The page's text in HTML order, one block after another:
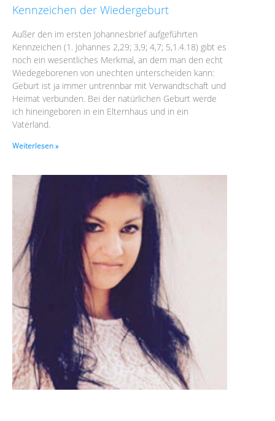
Kennzeichen der Wiedergeburt
Außer den im ersten Johannesbrief aufgeführten
Kennzeichen (1. Johannes 2,29; 3,9; 4,7; 5,1.4.18) gibt es
noch ein wesentliches Merkmal, an dem man den echt
Wiedegeborenen von unechten unterscheiden kann:
Geburt ist ja immer untrennbar mit Verwandtschaft und
Heimat verbunden. Bei der natürlichen Geburt werde
ich hineingeboren in ein Elternhaus und in ein
Vaterland.
Weiterlesen »